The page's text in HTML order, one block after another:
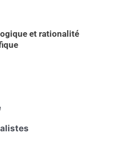
et rationalité